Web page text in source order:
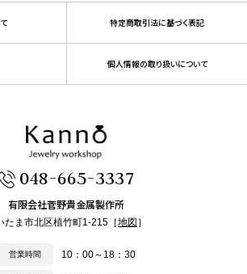
特定商取引法に基づく表記
個人情報の取り扱いについて
048-665-3337
有限会社菅野貴金属製作所
たま市北区植竹町1-215［地図 ］
営業時間 10：00～18：30